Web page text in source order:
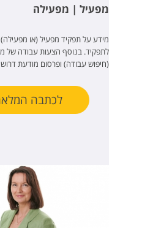
מפעיל | מפעילה
מידע על תפקיד מפעיל (או מפעילה)
לתפקיד. בנוסף הצעות עבודה של
(חיפוש עבודה) ופרסום מודעת
לכתבה